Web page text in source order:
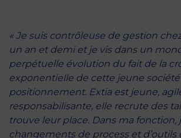
« Je suis contrôleuse de gestion
un an et demi et je vis dans un
perpétuelle évolution du fait de la
exponentielle de cette jeune
positionnement. Extia est jeune,
responsabilisante, elle recrute des
trouve leur place. Dans ma fonction,
changements de process et